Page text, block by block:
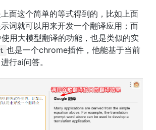
面这个简单的等式得到的，比如上面
词就可以用来开发一个翻译应用；而
用大模型翻译的功能，也是类似的实
也是一个chrome插件，他能基于当前
行ai问答。